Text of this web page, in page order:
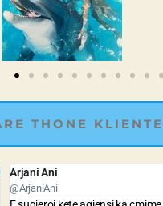
THONE
Bledar Kola
@BledarKola